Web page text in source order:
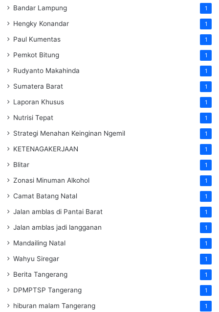
Bandar Lampung 1
Hengky Konandar 1
Paul Kumentas 1
Pemkot Bitung 1
Rudyanto Makahinda 1
Sumatera Barat 1
Laporan Khusus 1
Nutrisi Tepat 1
Strategi Menahan Keinginan Ngemil 1
KETENAGAKERJAAN 1
Blitar 1
Zonasi Minuman Alkohol 1
Camat Batang Natal 1
Jalan amblas di Pantai Barat 1
Jalan amblas jadi langganan 1
Mandailing Natal 1
Wahyu Siregar 1
Berita Tangerang 1
DPMPTSP Tangerang 1
hiburan malam Tangerang 1